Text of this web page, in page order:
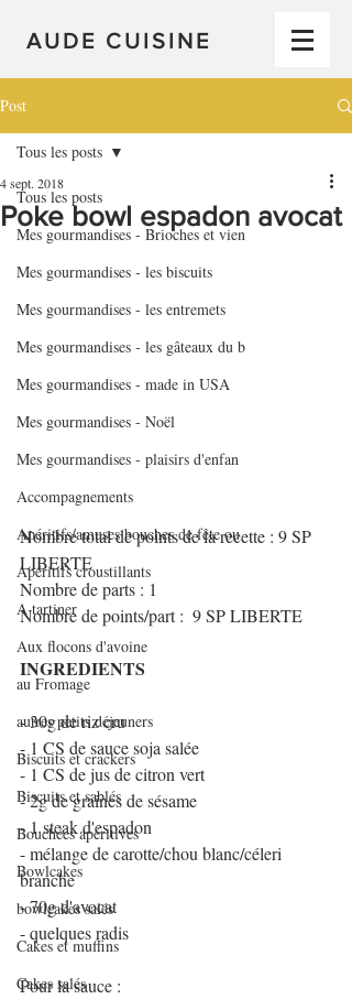
AUDE CUISINE
Post
Tous les posts
Mes gourmandises - Brioches et vien
Mes gourmandises - les biscuits
Mes gourmandises - les entremets
Mes gourmandises - les gâteaux du b
Mes gourmandises - made in USA
Mes gourmandises - Noël
Mes gourmandises - plaisirs d'enfan
Accompagnements
Apéritifs/amuses bouches de fête ou
Apéritifs croustillants
A tartiner
Aux flocons d'avoine
au Fromage
autres petits déjeuners
Biscuits et crackers
Biscuits et sablés
Bouchées apéritives
Bowlcakes
bowlcakes salés
Cakes et muffins
Cakes salés
Tous les posts
Poke bowl espadon avocat
4 sept. 2018
Nombre total de points de la recette : 9 SP
LIBERTE
Nombre de parts : 1
Nombre de points/part :  9 SP LIBERTE
INGREDIENTS
- 30g de riz cru
- 1 CS de sauce soja salée
- 1 CS de jus de citron vert
- 2g de graines de sésame
- 1 steak d'espadon
- mélange de carotte/chou blanc/céleri
branche
- 70g d'avocat
- quelques radis
Pour la sauce :